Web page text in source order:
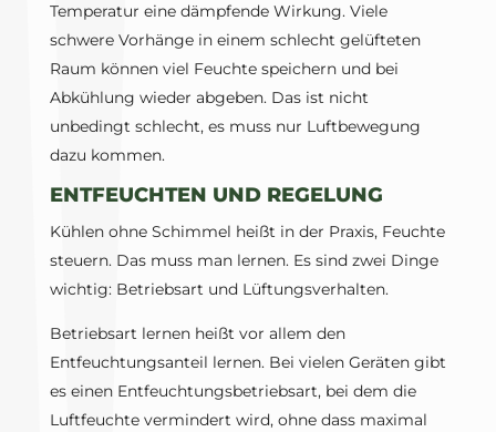
Temperatur eine dämpfende Wirkung. Viele
schwere Vorhänge in einem schlecht gelüfteten
Raum können viel Feuchte speichern und bei
Abkühlung wieder abgeben. Das ist nicht
unbedingt schlecht, es muss nur Luftbewegung
dazu kommen.
ENTFEUCHTEN UND REGELUNG
Kühlen ohne Schimmel heißt in der Praxis, Feuchte
steuern. Das muss man lernen. Es sind zwei Dinge
wichtig: Betriebsart und Lüftungsverhalten.
Betriebsart lernen heißt vor allem den
Entfeuchtungsanteil lernen. Bei vielen Geräten gibt
es einen Entfeuchtungsbetriebsart, bei dem die
Luftfeuchte vermindert wird, ohne dass maximal